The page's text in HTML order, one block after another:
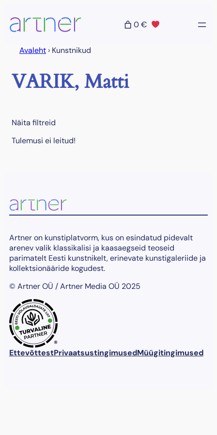
sisu
juurde
0 €
Avaleht › Kunstnikud
VARIK, Matti
Näita filtreid
Tulemusi ei leitud!
Artner on kunstiplatvorm, kus on esindatud pidevalt
arenev valik klassikalisi ja kaasaegseid teoseid
parimatelt Eesti kunstnikelt, erinevate kunstigaleriide ja
kollektsionääride kogudest.
© Artner OÜ / Artner Media OÜ 2025
®
EttevõttestPrivaatsustingimusedMüügitingimused